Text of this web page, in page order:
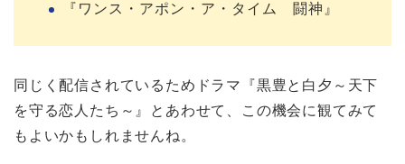
『ワンス・アポン・ア・タイム 闘神』
同じく配信されているためドラマ『黒豊と白夕～天下
を守る恋人たち～』とあわせて、この機会に観てみて
もよいかもしれませんね。